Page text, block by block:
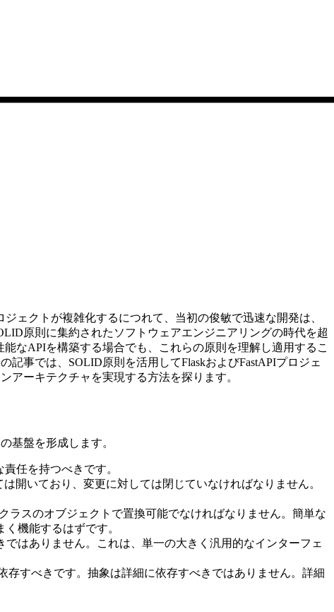
ェクトが複雑化するにつれて、当初の俊敏で迅速な開発は、
原則に集約されたソフトウェアエンジニアリングの時代を超
なAPIを構築する場合でも、これらの原則を理解し適用するこ
事では、SOLID原則を活用してFlaskおよびFastAPIプロジェ
アーキテクチャを実現する方法を探ります。
基盤を形成します。
任を持つべきです。
開いており、変更に対しては閉じていなければなりません。
スのオブジェクトで置換可能でなければなりません。簡単な
機能するはずです。
はありません。これは、単一の大きく汎用的なインターフェ
すべきです。抽象は詳細に依存すべきではありません。詳細